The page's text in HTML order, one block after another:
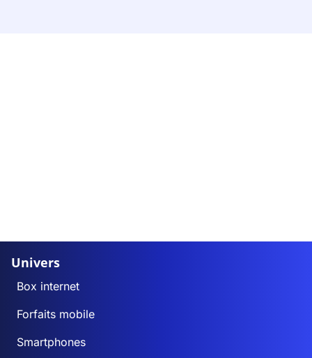
Univers
Box internet
Forfaits mobile
Smartphones